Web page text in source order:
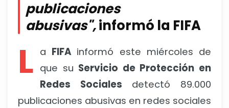
publicaciones
abusivas",informó la FIFA
L a FIFA informó este miércoles de
que su Servicio de Protección en
Redes Sociales detectó 89.000
publicaciones abusivas en redes sociales